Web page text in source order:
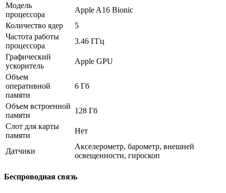
Модель
процессора
Apple A16 Bionic
Количество ядер
5
Частота работы
процессора
3.46 ГГц
Графический
ускоритель
Apple GPU
Объем
оперативной
памяти
6 Гб
Объем встроенной
памяти
128 Гб
Слот для карты
памяти
Нет
Датчики
Акселерометр, барометр, внешней
освещенности, гироскоп
Беспроводная связь